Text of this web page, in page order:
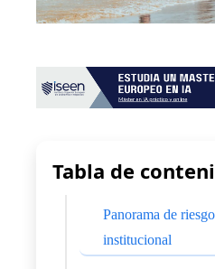
Tabla de
Panorama de
institucional